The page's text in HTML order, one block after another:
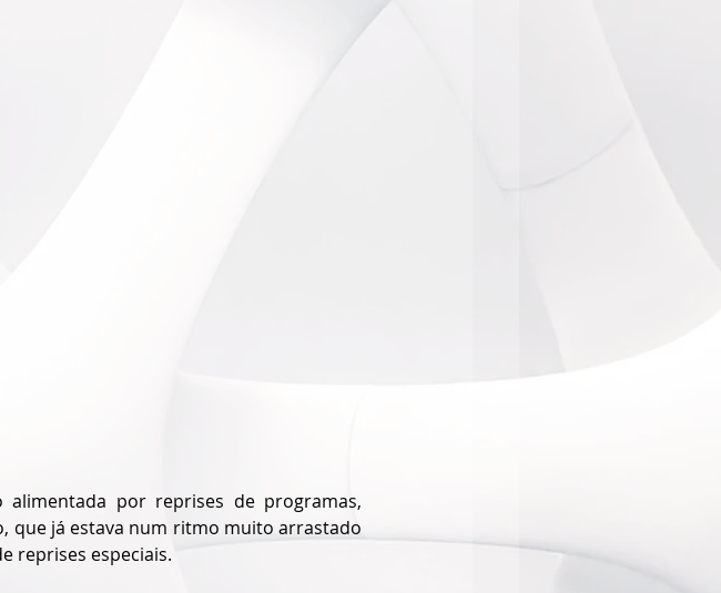
por reprises de programas,
que já estava num ritmo muito arrastado
reprises especiais.